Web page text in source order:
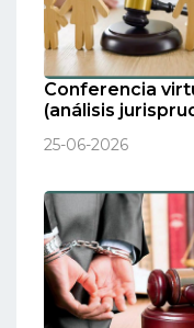
Conferencia
(análisis
25-06-2026